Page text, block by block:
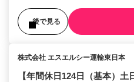
後で見る
株式会社 エスエルシー運輸東日本
【年間休日124日（基本）土